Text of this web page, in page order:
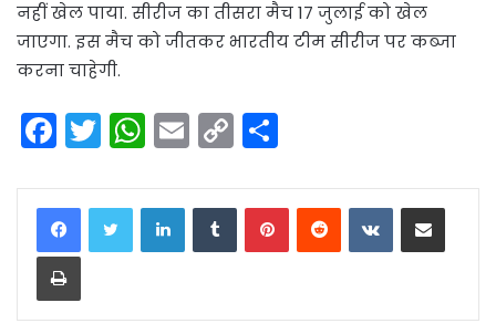
नहीं खेल पाया. सीरीज का तीसरा मैच 17 जुलाई को खेल
जाएगा. इस मैच को जीतकर भारतीय टीम सीरीज पर कब्जा
करना चाहेगी.
F
c
e
b
o
T
itt
er
W
a
ts
p
E
ai
l
C
p
y
n
ar
e
LinkedInTumblrPinterestReddit VKontakteShare via Email
Print